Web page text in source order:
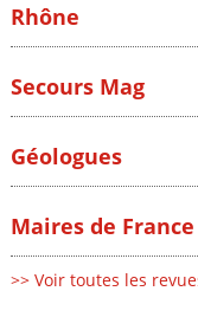
Rhône
Secours Mag
Géologues
Maires de France
>> Voir toutes les